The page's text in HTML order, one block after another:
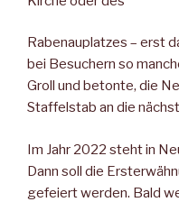
Rabenauplatzes – erst
bei Besuchern so
Groll und betonte, die
Staffelstab an die
Im Jahr 2022 steht in
Dann soll die
gefeiert werden. Bald